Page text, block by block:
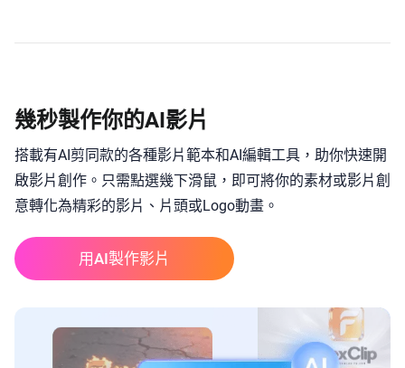
幾秒製作你的AI影片
搭載有AI剪同款的各種影片範本和AI編輯工具，助你快速開
啟影片創作。只需點選幾下滑鼠，即可將你的素材或影片創
意轉化為精彩的影片、片頭或Logo動畫。
用AI製作影片